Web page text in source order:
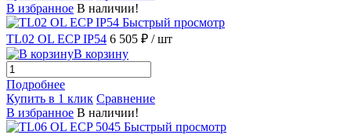
В избранное В наличии!
Быстрый просмотр
TL02 OL ECP IP54 6 505 ₽ / шт
В корзину
Подробнее
Купить в 1 клик Сравнение
В избранное В наличии!
Быстрый просмотр